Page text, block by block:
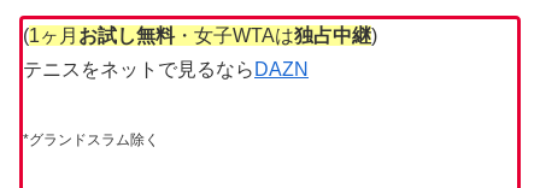
(1ヶ月 お試し無料・女子WTAは独占中継)
テニスをネットで見るなら DAZN
*グランドスラム除く